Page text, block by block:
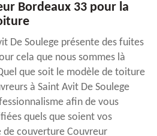
Bordeaux 33 pour la
De Soulege présente des fuites
cela que nous sommes là
que soit le modèle de toiture
à Saint Avit De Soulege
afin de vous
quels que soient vos
de couverture Couvreur